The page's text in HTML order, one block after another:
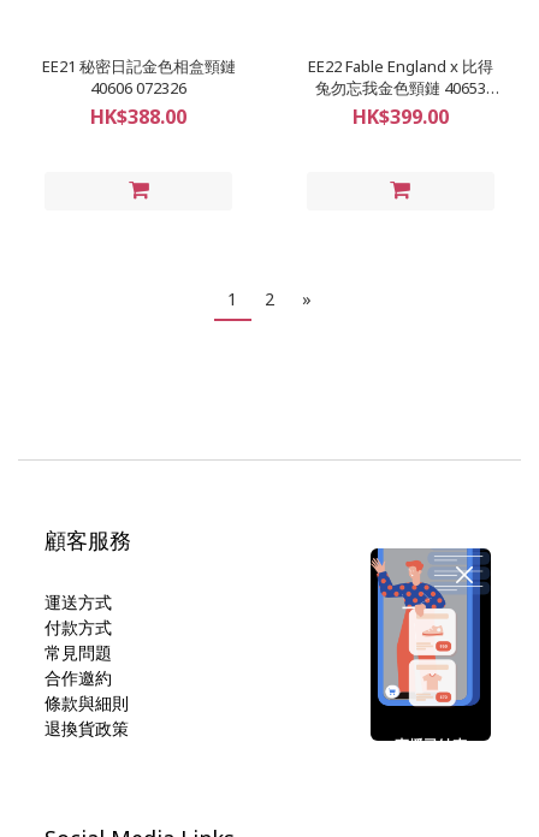
EE21 秘密日記金色相盒頸鏈
40606 072326
HK$388.00
EE22 Fable England x 比得
兔勿忘我金色頸鏈 40653
072326
HK$399.00
1 2 »
顧客服務
運送方式
付款方式
常見問題
合作邀約
條款與細則
退換貨政策
直播已結束